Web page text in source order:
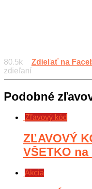
80.5k
zdieľaní
Zdieľať na
Podobné
Zľavový kód
ZĽAVOVÝ
VŠETKO
Akcia